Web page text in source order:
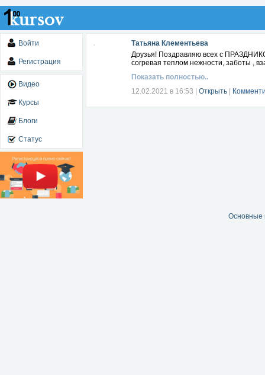
Войти
Регистрация
Видео
Курсы
Блоги
Статус
Татьяна Клементьева
Друзья! Поздравляю всех с
согревая теплом нежности, заботы ,
Показать полностью..
12.02.2021 в 16:53
Открыть
Основные